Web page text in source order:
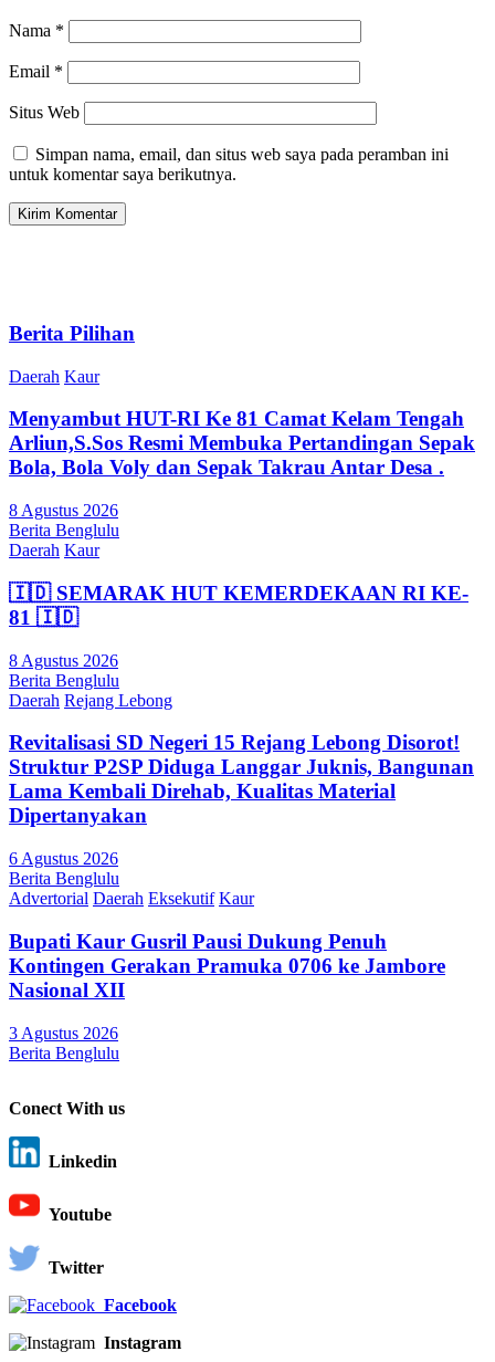
Nama *
Email *
Situs Web
Simpan nama, email, dan situs web saya pada peramban ini
untuk komentar saya berikutnya.
Berita Pilihan
Daerah Kaur
Menyambut HUT-RI Ke 81 Camat Kelam Tengah
Arliun,S.Sos Resmi Membuka Pertandingan Sepak
Bola, Bola Voly dan Sepak Takrau Antar Desa .
8 Agustus 2026
Berita Benglulu
Daerah Kaur
🇮🇩 SEMARAK HUT KEMERDEKAAN RI KE-
81 🇮🇩
8 Agustus 2026
Berita Benglulu
Daerah Rejang Lebong
Revitalisasi SD Negeri 15 Rejang Lebong Disorot!
Struktur P2SP Diduga Langgar Juknis, Bangunan
Lama Kembali Direhab, Kualitas Material
Dipertanyakan
6 Agustus 2026
Berita Benglulu
Advertorial Daerah Eksekutif Kaur
Bupati Kaur Gusril Pausi Dukung Penuh
Kontingen Gerakan Pramuka 0706 ke Jambore
Nasional XII
3 Agustus 2026
Berita Benglulu
Conect With us
Linkedin
Youtube
Twitter
Facebook
Instagram